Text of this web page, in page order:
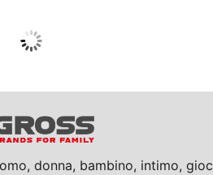
Guarda tutto
donna, bambino, intimo,